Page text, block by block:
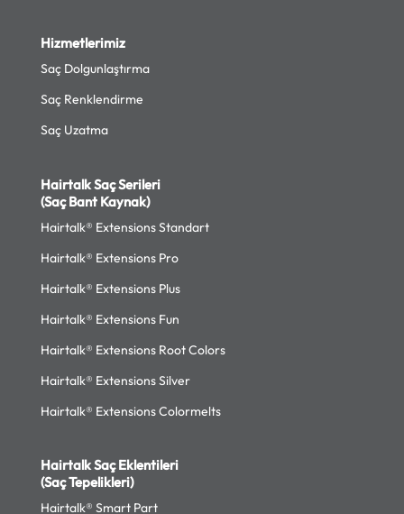
Hizmetlerimiz
Saç Dolgunlaştırma
Saç Renklendirme
Saç Uzatma
Hairtalk Saç Serileri
(Saç Bant Kaynak)
Hairtalk® Extensions Standart
Hairtalk® Extensions Pro
Hairtalk® Extensions Plus
Hairtalk® Extensions Fun
Hairtalk® Extensions Root Colors
Hairtalk® Extensions Silver
Hairtalk® Extensions Colormelts
Hairtalk Saç Eklentileri
(Saç Tepelikleri)
Hairtalk® Smart Part